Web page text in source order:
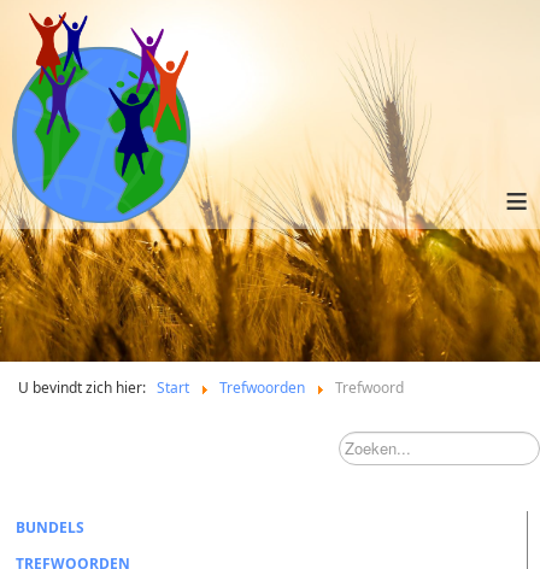
≡
U bevindt zich hier: Start Trefwoorden Trefwoord
BUNDELS
TREFWOORDEN